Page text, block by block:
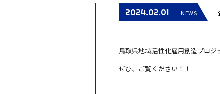
2024.02.01 NEWS
鳥取県地域活性化雇用創造プロジ
ぜひ、ご覧ください！！